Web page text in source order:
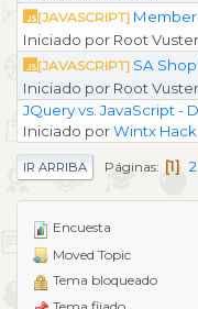
[JAVASCRIPT]
Iniciado por Root Vuster
[JAVASCRIPT] SA
Iniciado por Root Vuster
JQuery vs. JavaScript -
Iniciado porWintx Hack
IR ARRIBA Páginas 1 2
Encuesta
Moved Topic
Tema bloqueado